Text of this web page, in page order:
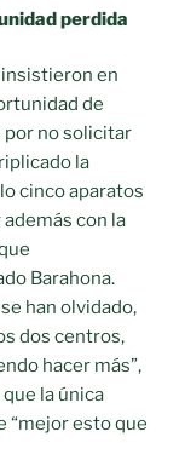
perdida
en
de
por no solicitar
la
cinco aparatos
con la
Barahona.
han olvidado,
dos centros,
hacer más”,
la única
“mejor esto que